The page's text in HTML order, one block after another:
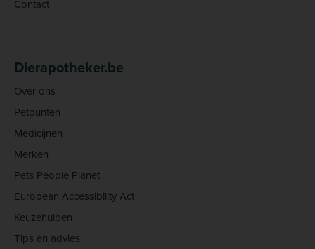
Contact
Dierapotheker.be
Over ons
Petpunten
Medicijnen
Merken
Pets People Planet
European Accessibility Act
Keuzehulpen
Tips en advies